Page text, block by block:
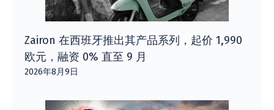
Zairon 在西班牙推出其产品系列，起价 1,990
欧元，融资 0% 直至 9 月
2026年8月9日